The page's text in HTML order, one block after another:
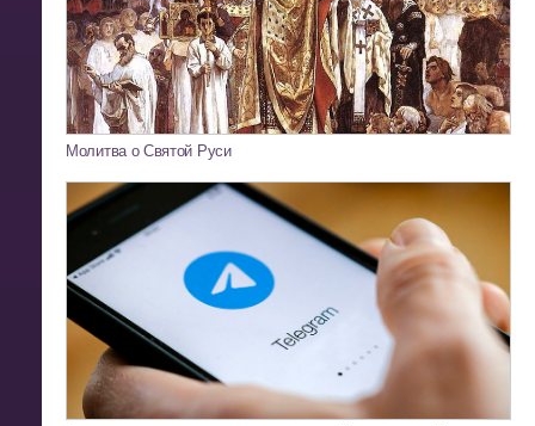
Молитва о Святой Руси